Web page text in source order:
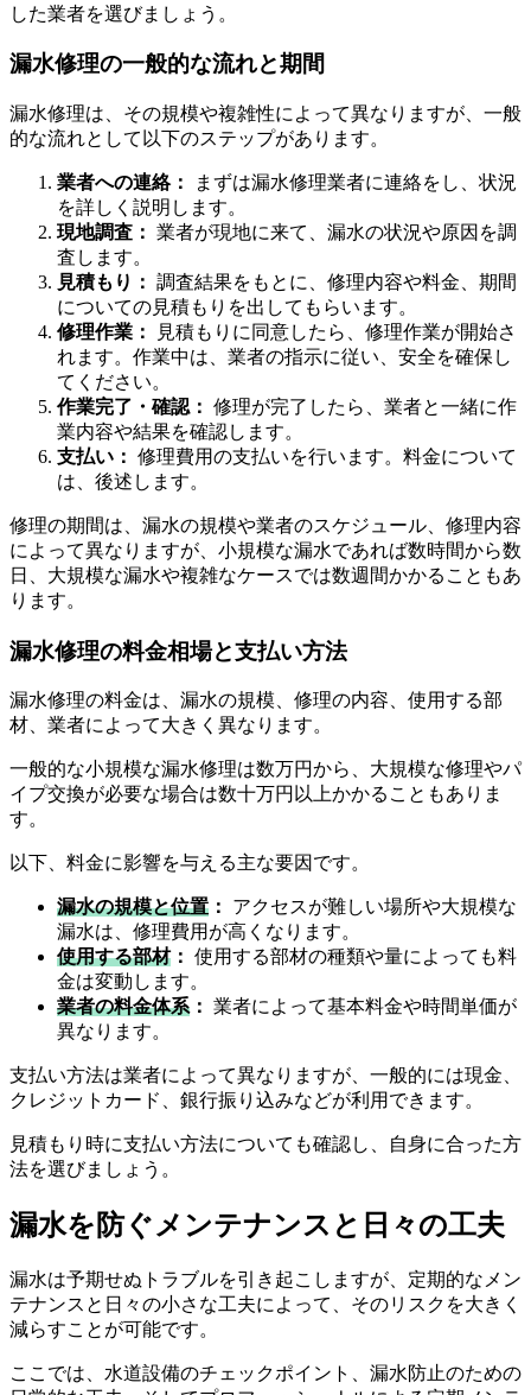
した業者を選びましょう。
漏水修理の一般的な流れと期間
漏水修理は、その規模や複雑性によって異なりますが、一般
的な流れとして以下のステップがあります。
業者への連絡：
まずは漏水修理業者に連絡をし、状況
を詳しく説明します。
現地調査： 業者が現地に来て、漏水の状況や原因を調
査します。
見積もり： 調査結果をもとに、修理内容や料金、期間
についての見積もりを出してもらいます。
修理作業：
見積もりに同意したら、修理作業が開始さ
れます。作業中は、業者の指示に従い、安全を確保し
てください。
作業完了・確認： 修理が完了したら、業者と一緒に作
業内容や結果を確認します。
支払い： 修理費用の支払いを行います。料金について
は、後述します。
修理の期間は、漏水の規模や業者のスケジュール、修理内容
によって異なりますが、小規模な漏水であれば数時間から数
日、大規模な漏水や複雑なケースでは数週間かかることもあ
ります。
漏水修理の料金相場と支払い方法
漏水修理の料金は、漏水の規模、修理の内容、使用する部
材、業者によって大きく異なります。
一般的な小規模な漏水修理は数万円から、大規模な修理やパ
イプ交換が必要な場合は数十万円以上かかることもありま
す。
以下、料金に影響を与える主な要因です。
漏水の規模と位置 ：
アクセスが難しい場所や大規模な
漏水は、修理費用が高くなります。
使用する部材： 使用する部材の種類や量によっても料
金は変動します。
業者の料金体系： 業者によって基本料金や時間単価が
異なります。
支払い方法は業者によって異なりますが、一般的には現金、
クレジットカード、銀行振り込みなどが利用できます。
見積もり時に支払い方法についても確認し、自身に合った方
法を選びましょう。
漏水を防ぐメンテナンスと日々の工夫
漏水は予期せぬトラブルを引き起こしますが、定期的なメン
テナンスと日々の小さな工夫によって、そのリスクを大きく
減らすことが可能です。
ここでは、水道設備のチェックポイント、漏水防止のための